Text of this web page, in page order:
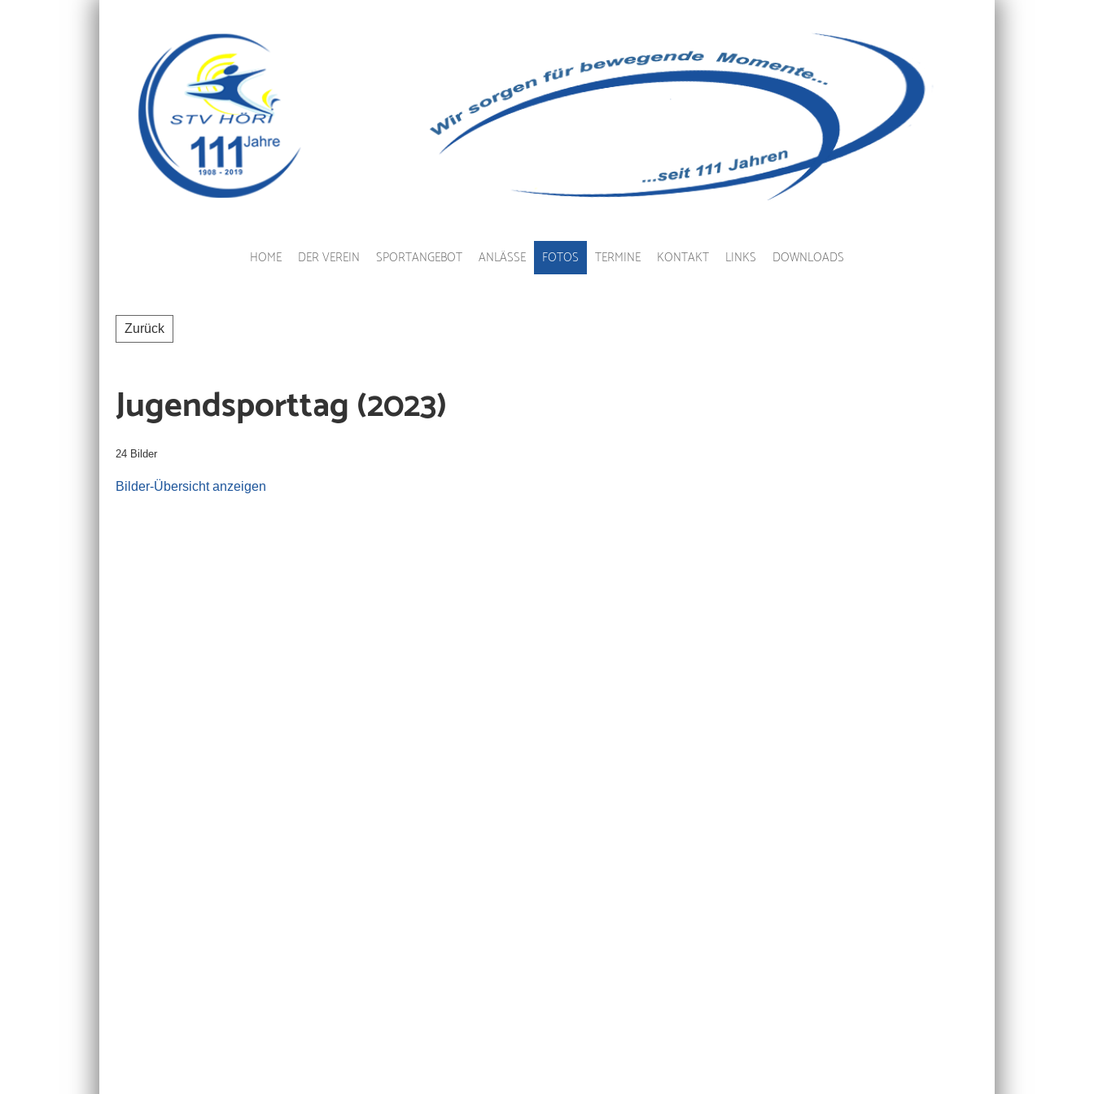
HOME DER VEREIN SPORTANGEBOT ANLÄSSE FOTOS TERMINE KONTAKT LINKS DOWNLOADS
Zurück
Jugendsporttag (2023)
24 Bilder
Bilder-Übersicht anzeigen